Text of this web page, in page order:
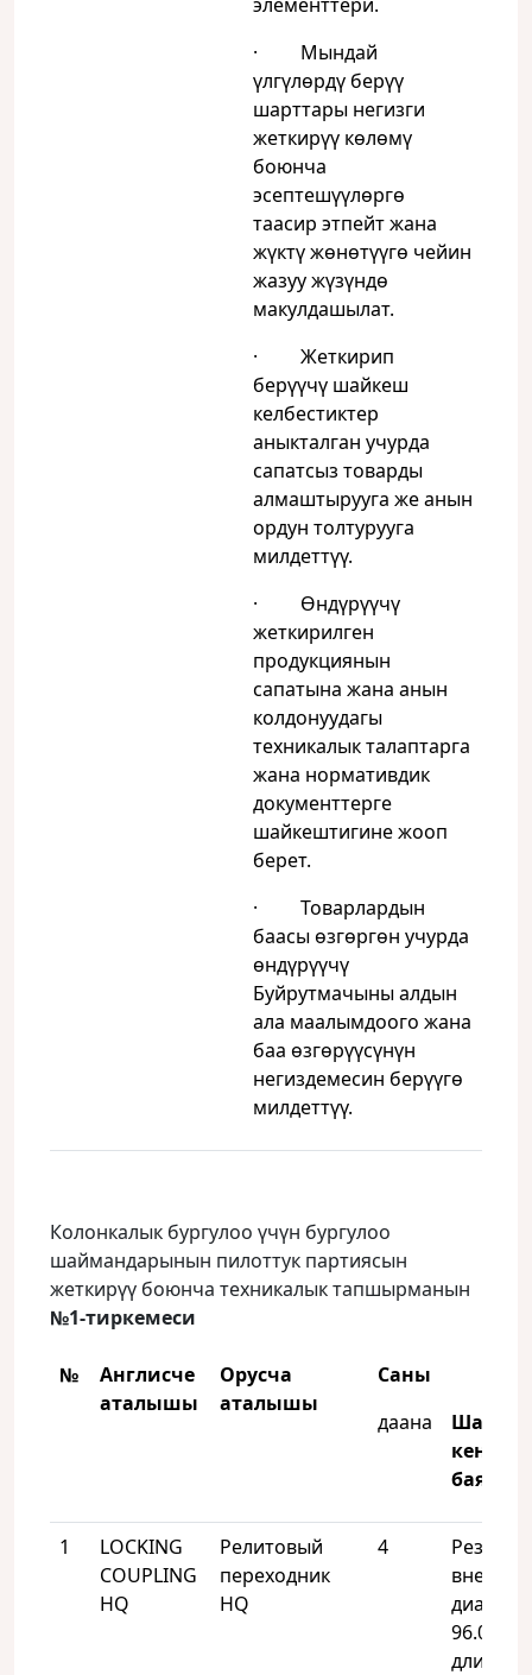
· Мындай
үлгүлөрдү берүү
шарттары негизги
жеткирүү көлөмү
боюнча
эсептешүүлөргө
таасир этпейт жана
жүктү жөнөтүүгө чейин
жазуу жүзүндө
макулдашылат.
· Жеткирип
берүүчү шайкеш
келбестиктер
аныкталган учурда
сапатсыз товарды
алмаштырууга же анын
ордун толтурууга
милдеттүү.
· Өндүрүүчү
жеткирилген
продукциянын
сапатына жана анын
колдонуудагы
техникалык талаптарга
жана нормативдик
документтерге
шайкештигине жооп
берет.
· Товарлардын
баасы өзгөргөн учурда
өндүрүүчү
Буйрутмачыны алдын
ала маалымдоого жана
баа өзгөрүүсүнүн
негиздемесин берүүгө
милдеттүү.
Колонкалык бургулоо үчүн бургулоо
шаймандарынын пилоттук партиясын
жеткирүү боюнча техникалык тапшырманын
№1-тиркемеси
№
Англисче
аталышы
Орусча
аталышы
Саны
даана
кеңири
1
LOCKING
COUPLING
HQ
Релитовый
переходник
HQ
4
Резьба
96.0 мм,
длина-